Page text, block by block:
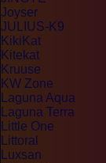
Joyser
JULIUS-K9
KikiKat
Kitekat
Kruuse
KW Zone
Laguna Aqua
Laguna Terra
Little One
Littoral
Luxsan